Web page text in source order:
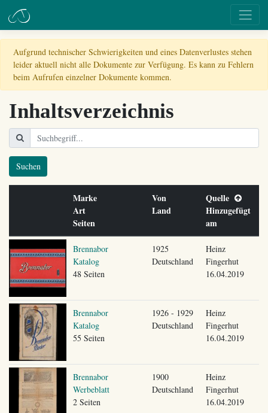
Aufgrund technischer Schwierigkeiten und eines Datenverlustes stehen
leider aktuell nicht alle Dokumente zur Verfügung. Es kann zu Fehlern
beim Aufrufen einzelner Dokumente kommen.
Inhaltsverzeichnis
Suchen
Marke
Art
Seiten
Von
Land
Quelle
Hinzugefügt
am
Brennabor
Katalog
48 Seiten
1925
Deutschland
Heinz
Fingerhut
16.04.2019
Brennabor
Katalog
55 Seiten
1926 - 1929
Deutschland
Heinz
Fingerhut
16.04.2019
Brennabor
Werbeblatt
2 Seiten
1900
Deutschland
Heinz
Fingerhut
16.04.2019